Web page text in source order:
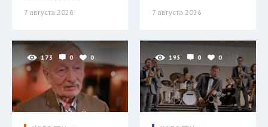
7 августа 2026 7 августа 2026
173 0 0 195 0 0